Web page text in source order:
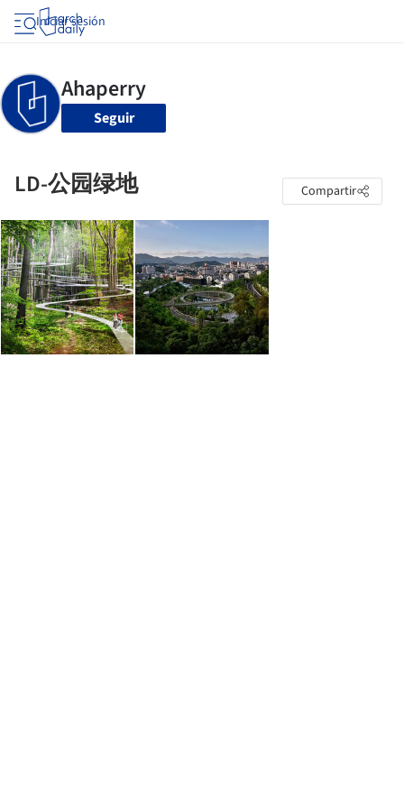
Iniciar sesión
Seguir
LD-公园绿地 Compartir